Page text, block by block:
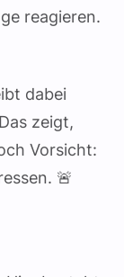
reagieren.
dabei
zeigt,
Vorsicht:
🚨